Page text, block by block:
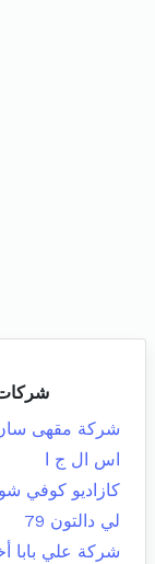
شركة مقهى
اس ال ج ا
كازاديو كوفي
لي دالتون 79
شركة علي بابا